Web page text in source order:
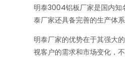
明泰3004铝板厂家是国内知
泰厂家还具备完善的生产体
明泰厂家的优势在于其强大
视客户的需求和市场变化，